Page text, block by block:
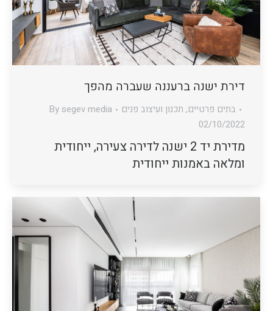
דירת ישנה ברעננה שעברה מהפך
בתים פרטיים, תכנון ועיצוב פנים Bysegev media
02/10/2022
מדירת יד 2 ישנה לדירה צעירה, ייחודית
ומלאה באמנות ייחודית